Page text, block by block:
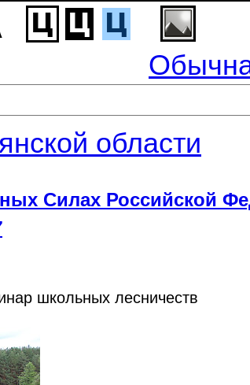
области
Силах Российской
школьных лесничеств